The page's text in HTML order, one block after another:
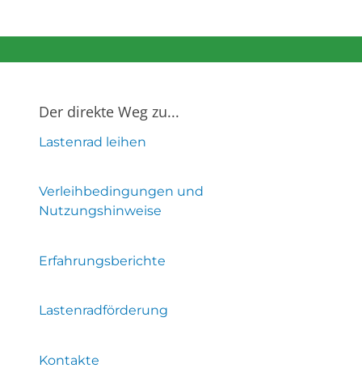
Der direkte Weg zu...
Lastenrad leihen
Verleihbedingungen und
Nutzungshinweise
Erfahrungsberichte
Lastenradförderung
Kontakte